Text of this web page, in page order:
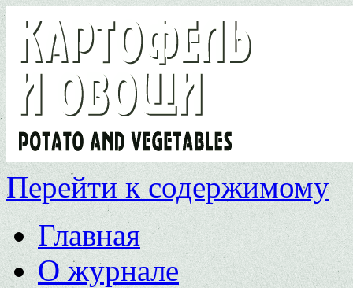
Перейти к содержимому
Главная
О журнале